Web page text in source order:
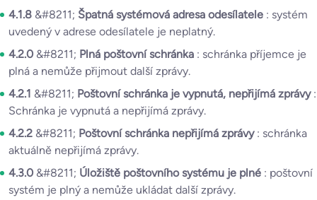
4.1.8 &#8211; Špatná systémová adresa odesílatele : systém
uvedený v adrese odesílatele je neplatný.
4.2.0 &#8211; Plná poštovní schránka : schránka příjemce je
plná a nemůže přijmout další zprávy.
4.2.1 &#8211; Poštovní schránka je vypnutá, nepřijímá zprávy :
Schránka je vypnutá a nepřijímá zprávy.
4.2.2 &#8211; Poštovní schránka nepřijímá zprávy : schránka
aktuálně nepřijímá zprávy.
4.3.0 &#8211; Úložiště poštovního systému je plné : poštovní
systém je plný a nemůže ukládat další zprávy.